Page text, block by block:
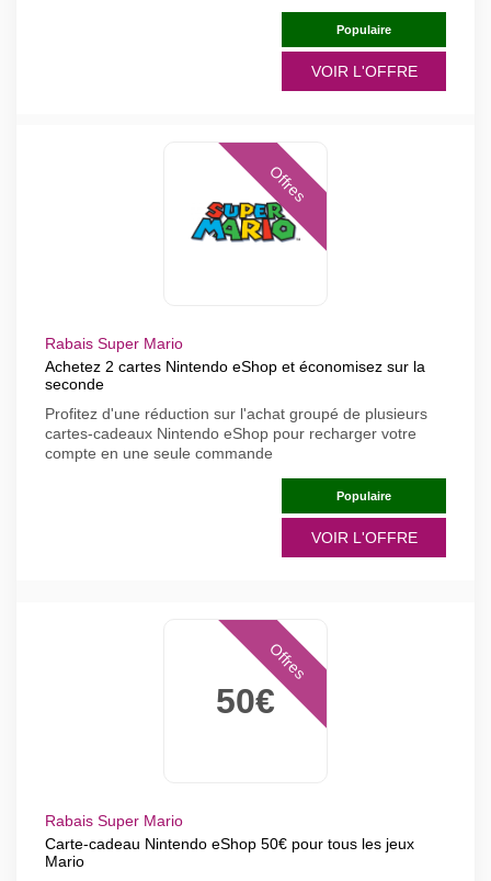
Populaire
VOIR L'OFFRE
Offres
Rabais Super Mario
Achetez 2 cartes Nintendo eShop et économisez sur la
seconde
Profitez d'une réduction sur l'achat groupé de plusieurs
cartes-cadeaux Nintendo eShop pour recharger votre
compte en une seule commande
Populaire
VOIR L'OFFRE
50€
Offres
Rabais Super Mario
Carte-cadeau Nintendo eShop 50€ pour tous les jeux
Mario